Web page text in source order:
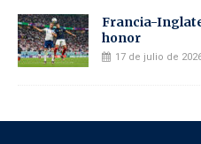
Francia-
honor
17 de julio de